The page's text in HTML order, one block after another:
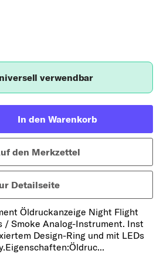
verwendbar
In den Warenkorb
den Merkzettel
Detailseite
Öldruckanzeige Night Flight
/ Smoke Analog-Instrument. Inst
Design-Ring und mit LEDs